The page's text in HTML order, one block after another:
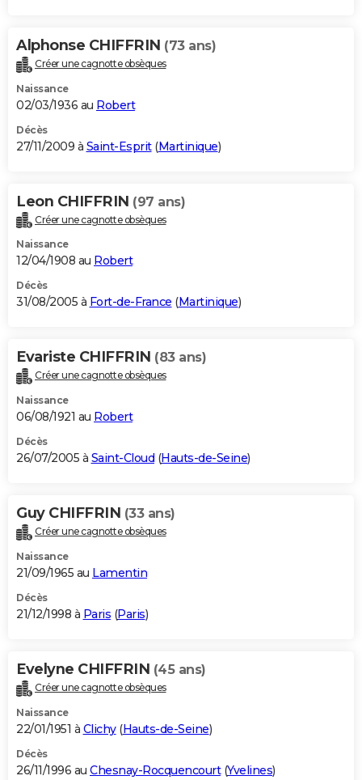
Alphonse CHIFFRIN (73 ans)
Créer une cagnotte obsèques
Naissance
02/03/1936 au Robert
Décès
27/11/2009 à Saint-Esprit(Martinique)
Leon CHIFFRIN (97 ans)
Créer une cagnotte obsèques
Naissance
12/04/1908 au Robert
Décès
31/08/2005 à Fort-de-France (Martinique)
Evariste CHIFFRIN (83 ans)
Créer une cagnotte obsèques
Naissance
06/08/1921 au Robert
Décès
26/07/2005 à Saint-Cloud (Hauts-de-Seine)
Guy CHIFFRIN (33 ans)
Créer une cagnotte obsèques
Naissance
21/09/1965 au Lamentin
Décès
21/12/1998 à Paris (Paris)
Evelyne CHIFFRIN (45 ans)
Créer une cagnotte obsèques
Naissance
22/01/1951 à Clichy(Hauts-de-Seine)
Décès
26/11/1996 au Chesnay-Rocquencourt(Yvelines)